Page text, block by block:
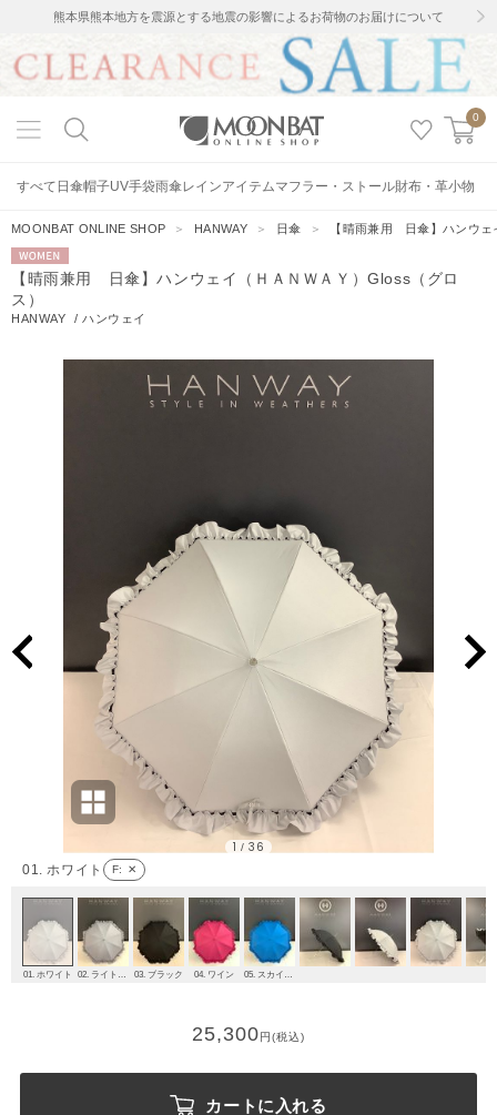
熊本県熊本地方を震源とする地震の影響によるお荷物のお届けについて
0
すべて 日傘帽子UV手袋雨傘レインアイテムマフラー・ストール財布・革小物
MOONBAT ONLINE SHOP ＞ HANWAY ＞ 日傘 ＞ 【晴雨兼用 日傘】ハンウ
WOMEN
【晴雨兼用 日傘】ハンウェイ（ＨＡＮＷＡＹ）Gloss（グロ
ス）
HANWAY /ハンウェイ
01. ホワイト F: ✕
1 /36
01. ホワイト 03. ブラック 04. ワイン
25,300円(税込)
カートに入れる